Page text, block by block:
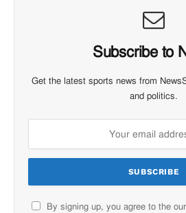
Subscribe to
Get the latest sports news from
and politics.
By signing up, you agree to the